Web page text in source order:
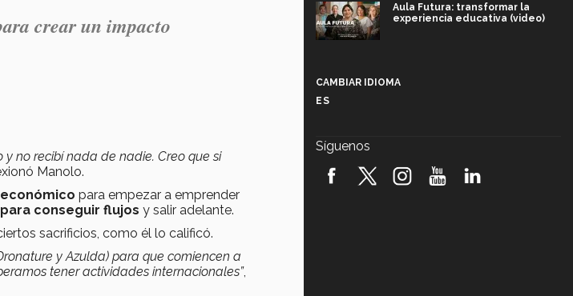
crear un impacto
y no recibí nada de nadie. Creo que si
Manolo.
para empezar a emprender
conseguir flujos y salir adelante.
sacrificios, como él lo calificó.
y Azulda) para que comiencen a
tener actividades internacionales”,
Aula Futura: transformar la
experiencia educativa (video)
robótica FIRST 2026! (video)
CAMBIAR IDIOMA
ES
Síguenos